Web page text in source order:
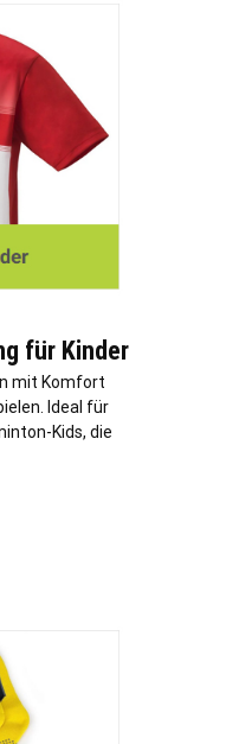
für Kinder
mit Komfort
Ideal für
Kids, die